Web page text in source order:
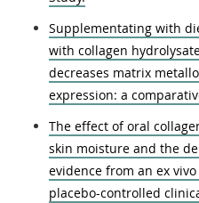
Supplementating with
with collagen
decreases matrix
expression: a
The effect of oral
skin moisture and the
evidence from an ex
placebo-controlled